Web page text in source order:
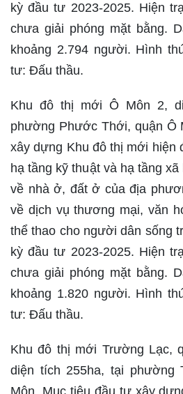
kỳ đầu tư 2023-2025. Hiện
chưa giải phóng mặt bằng.
khoảng 2.794 người. Hình
tư: Đấu thầu.
Khu đô thị mới Ô Môn 2,
phường Phước Thới, quận Ô
xây dựng Khu đô thị mới hiện
hạ tầng kỹ thuật và hạ tầng
về nhà ở, đất ở của địa
về dịch vụ thương mại, văn
thể thao cho người dân sống
kỳ đầu tư 2023-2025. Hiện
chưa giải phóng mặt bằng.
khoảng 1.820 người. Hình
tư: Đấu thầu.
Khu đô thị mới Trường Lạc,
diện tích 255ha, tại phường
Môn. Mục tiêu đầu tư xây